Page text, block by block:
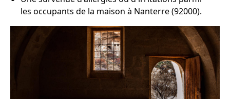
les occupants de la maison à Nanterre (92000).